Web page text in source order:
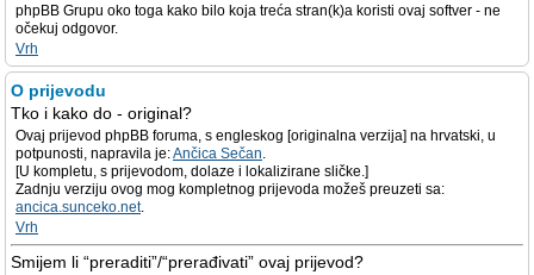
phpBB Grupu oko toga kako bilo koja treća stran(k)a koristi ovaj softver - ne
očekuj odgovor.
Vrh
O prijevodu
Tko i kako do - original?
Ovaj prijevod phpBB foruma, s engleskog [originalna verzija] na hrvatski, u
potpunosti, napravila je:Ančica Sečan.
[U kompletu, s prijevodom, dolaze i lokalizirane sličke.]
Zadnju verziju ovog mog kompletnog prijevoda možeš preuzeti sa:
ancica.sunceko.net.
Vrh
Smijem li “preraditi”/“prerađivati” ovaj prijevod?